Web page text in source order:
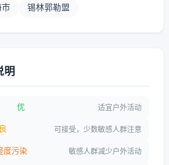
锡林郭勒盟
明
优 适宜户外活动
良 可接受，少数敏感人群注意
度污染 敏感人群减少户外活动